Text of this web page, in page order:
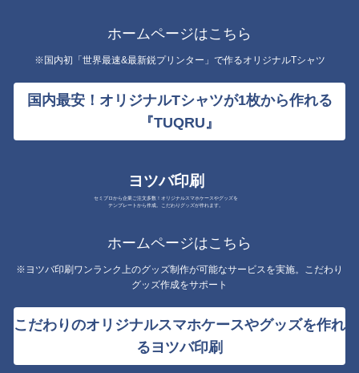
ホームページはこちら
※国内初「世界最速&最新鋭プリンター」で作るオリジナルTシャツ
国内最安！オリジナルTシャツが1枚から作れる
『TUQRU』
ヨツバ印刷
セミプロから企業ご注文多数！オリジナルスマホケースやグッズを
テンプレートから作成。こだわりグッズが作れます。
ホームページはこちら
※ヨツバ印刷ワンランク上のグッズ制作が可能なサービスを実施。こだわり
グッズ作成をサポート
こだわりのオリジナルスマホケースやグッズを作れ
るヨツバ印刷